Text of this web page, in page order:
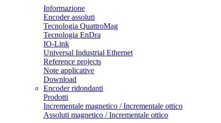
Informazione
Encoder assoluti
Tecnologia QuattroMag
Tecnologia EnDra
IO-Link
Universal Industrial Ethernet
Reference projects
Note applicative
Download
Encoder ridondanti
Prodotti
Incrementale magnetico / Incrementale ottico
Assoluti magnetico / Incrementale ottico